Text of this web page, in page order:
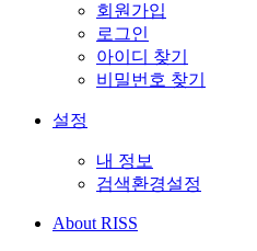
회원가입
로그인
아이디 찾기
비밀번호 찾기
설정
내 정보
검색환경설정
About RISS